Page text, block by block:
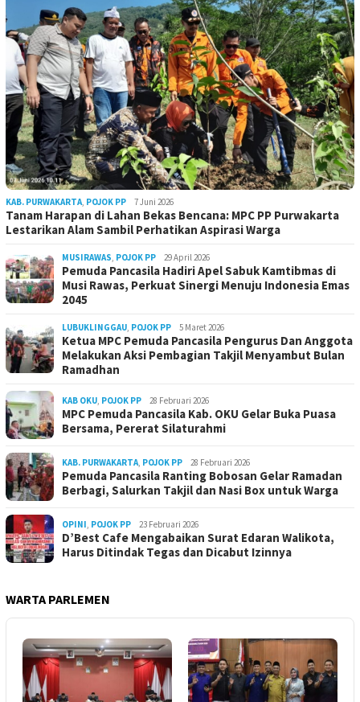
KAB. PURWAKARTA, POJOK PP 7 Juni 2026
Tanam Harapan di Lahan Bekas Bencana: MPC PP Purwakarta
Lestarikan Alam Sambil Perhatikan Aspirasi Warga
MUSIRAWAS, POJOK PP 29 April 2026
Pemuda Pancasila Hadiri Apel Sabuk Kamtibmas di
Musi Rawas, Perkuat Sinergi Menuju Indonesia Emas
2045
LUBUKLINGGAU, POJOK PP 5 Maret 2026
Ketua MPC Pemuda Pancasila Pengurus Dan Anggota
Melakukan Aksi Pembagian Takjil Menyambut Bulan
Ramadhan
KAB OKU, POJOK PP 28 Februari 2026
MPC Pemuda Pancasila Kab. OKU Gelar Buka Puasa
Bersama, Pererat Silaturahmi
KAB. PURWAKARTA, POJOK PP 28 Februari 2026
Pemuda Pancasila Ranting Bobosan Gelar Ramadan
Berbagi, Salurkan Takjil dan Nasi Box untuk Warga
OPINI, POJOK PP 23 Februari 2026
D’Best Cafe Mengabaikan Surat Edaran Walikota,
Harus Ditindak Tegas dan Dicabut Izinnya
WARTA PARLEMEN